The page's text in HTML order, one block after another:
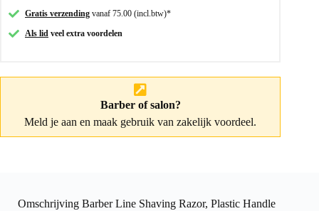
Gratis verzending vanaf 75.00 (incl.btw)*
Als lid veel extra voordelen
Barber of salon?
Meld je aan en maak gebruik van zakelijk voordeel.
Omschrijving Barber Line Shaving Razor, Plastic Handle